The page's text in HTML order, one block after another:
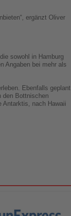
ergänzt Oliver
sowohl in Hamburg
Angaben bei mehr als
Ebenfalls geplant
den Bottnischen
Antarktis, nach Hawaii